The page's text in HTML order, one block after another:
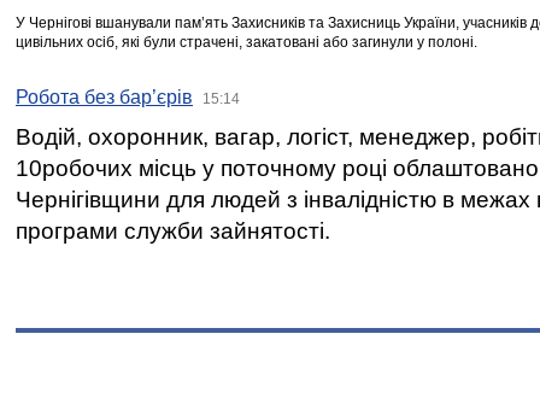
У Чернігові вшанували пам’ять Захисників та Захисниць України,
цивільних осіб, які були страчені, закатовані або загинули у полоні.
Робота без бар’єрів 15:14
Водій, охоронник, вагар, логіст, менеджер,
10робочих місць у поточному році
Чернігівщини для людей з інвалідністю в межах
програми служби зайнятості.